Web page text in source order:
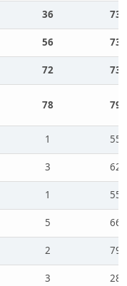
36
73
56
73
72 73
78 79
1
55
3
62
1
55
5
66
2
79
3
28